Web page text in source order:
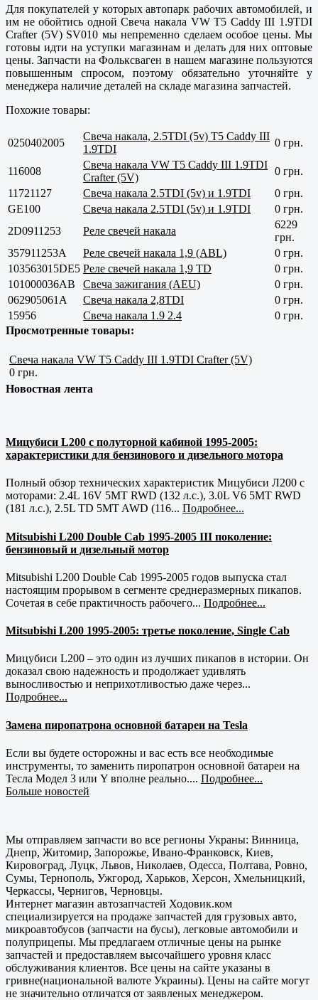
Для покупателей у которых автопарк рабочих автомобилей, и
им не обойтись одной Свеча накала VW T5 Caddy III 1.9TDI
Crafter (5V) SV010 мы непременно сделаем особое цены. Мы
готовы идти на уступки магазинам и делать для них оптовые
цены. Запчасти на Фольксваген в нашем магазине пользуются
повышенным спросом, поэтому обязательно уточняйте у
менеджера наличие деталей на складе магазина запчастей.
Похожие товары:
0250402005
Свеча накала, 2.5TDI (5v) T5 Caddy III
1.9TDI
0 грн.
116008
Свеча накала VW T5 Caddy III 1.9TDI
Crafter (5V)
0 грн.
11721127
Свеча накала 2.5TDI (5v) и 1.9TDI
0 грн.
GE100
Свеча накала 2.5TDI (5v) и 1.9TDI
0 грн.
2D0911253
Реле свечей накала
6229
грн.
357911253A
Реле свечей накала 1,9 (ABL)
0 грн.
103563015DE5 Реле свечей накала 1,9 TD
0 грн.
101000036AB
Свеча зажигания (AEU)
0 грн.
062905061A
Свеча накала 2,8TDI
0 грн.
15956
Свеча накала 1.9 2.4
0 грн.
Просмотренные товары:
Свеча накала VW T5 Caddy III 1.9TDI Crafter (5V)
0 грн.
Новостная лента
Мицубиси L200 с полуторной кабиной 1995-2005:
характеристики для бензинового и дизельного мотора
Полный обзор технических характеристик Мицубиси Л200 с
моторами: 2.4L 16V 5MT RWD (132 л.с.), 3.0L V6 5MT RWD
(181 л.с.), 2.5L TD 5MT AWD (116... Подробнее...
Mitsubishi L200 Double Cab 1995-2005 III поколение:
бензиновый и дизельный мотор
Mitsubishi L200 Double Cab 1995-2005 годов выпуска стал
настоящим прорывом в сегменте среднеразмерных пикапов.
Сочетая в себе практичность рабочего... Подробнее...
Mitsubishi L200 1995-2005: третье поколение, Single Cab
Мицубиси L200 – это один из лучших пикапов в истории. Он
доказал свою надежность и продолжает удивлять
выносливостью и неприхотливостью даже через...
Подробнее...
Замена пиропатрона основной батареи на Tesla
Если вы будете осторожны и вас есть все необходимые
инструменты, то заменить пиропатрон основной батареи на
Тесла Модел 3 или Y вполне реально.... Подробнее...
Больше новостей
Мы отправляем запчасти во все регионы Украны: Винница,
Днепр, Житомир, Запорожье, Ивано-Франковск, Киев,
Кировоград, Луцк, Львов, Николаев, Одесса, Полтава, Ровно,
Сумы, Тернополь, Ужгород, Харьков, Херсон, Хмельницкий,
Черкассы, Чернигов, Черновцы.
Интернет магазин автозапчастей Ходовик.ком
специализируется на продаже запчастей для грузовых авто,
микроавтобусов (запчасти на бусы), легковые автомобили и
полуприцепы. Мы предлагаем отличные цены на рынке
запчастей и предоставляем высочайшего уровня класс
обслуживания клиентов. Все цены на сайте указаны в
гривне(национальной валюте Украины). Цены на сайте могут
не значительно отличатся от заявленых менеджером.